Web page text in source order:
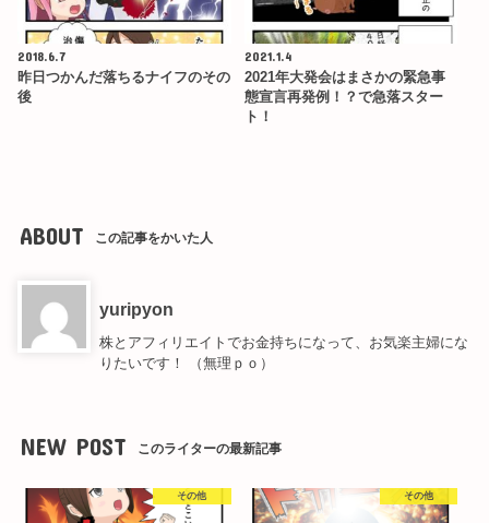
2018.6.7
昨日つかんだ落ちるナイフのその
後
2021.1.4
2021年大発会はまさかの緊急事
態宣言再発例！？で急落スター
ト！
ABOUT この記事をかいた人
yuripyon
株とアフィリエイトでお金持ちになって、お気楽主婦にな
りたいです！ （無理ｐｏ）
NEW POST このライターの最新記事
その他 その他